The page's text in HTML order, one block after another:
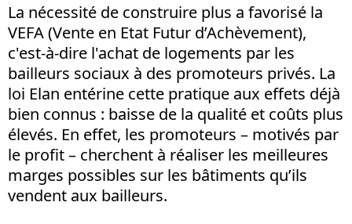
La nécessité de construire plus a favorisé la
VEFA (Vente en Etat Futur d’Achèvement),
c'est-à-dire l'achat de logements par les
bailleurs sociaux à des promoteurs privés. La
loi Elan entérine cette pratique aux effets déjà
bien connus : baisse de la qualité et coûts plus
élevés. En effet, les promoteurs – motivés par
le profit – cherchent à réaliser les meilleures
marges possibles sur les bâtiments qu’ils
vendent aux bailleurs.